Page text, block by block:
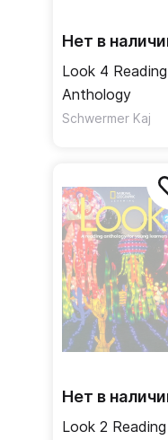
Для дошкольников
серии Look
Нет в
Look 4 Reading
Anthology
Schwermer Kaj
Нет в
Look 2 Reading